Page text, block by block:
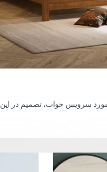
سرویس خواب، تصمیم در این